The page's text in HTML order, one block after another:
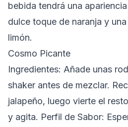
bebida tendrá una
dulce toque de naranja y
limón.
Cosmo Picante
Ingredientes: Añade unas
shaker antes de mezclar.
jalapeño, luego vierte el
y agita. Perfil de Sabor: